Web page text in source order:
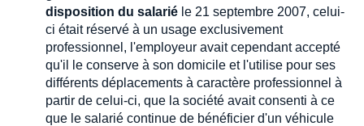
disposition du salarié le 21 septembre 2007, celui-
ci était réservé à un usage exclusivement
professionnel, l'employeur avait cependant accepté
qu'il le conserve à son domicile et l'utilise pour ses
différents déplacements à caractère professionnel à
partir de celui-ci, que la société avait consenti à ce
que le salarié continue de bénéficier d'un véhicule